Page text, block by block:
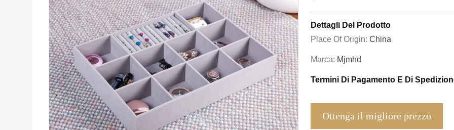
Dettagli Del Prodotto
Place Of Origin: China
Marca: Mjmhd
Termini Di Pagamento E Di
Ottenga il migliore prezzo